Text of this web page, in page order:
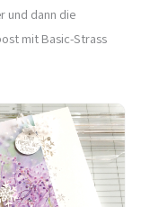
und dann die
mit Basic-Strass